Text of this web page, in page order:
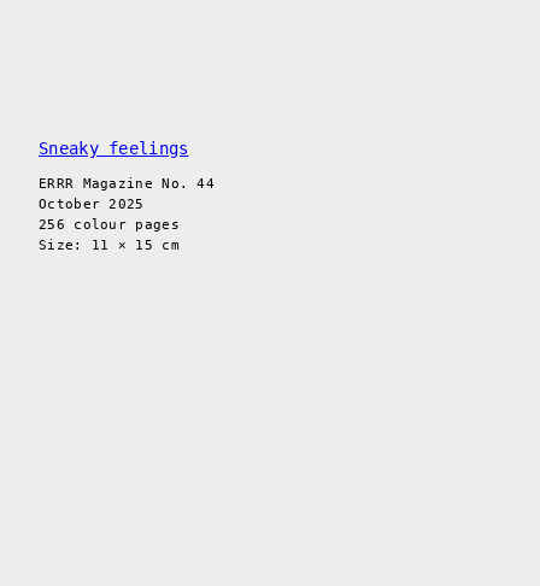
Sneaky feelings
ERRR Magazine No. 44
October 2025
256 colour pages
Size: 11 × 15 cm